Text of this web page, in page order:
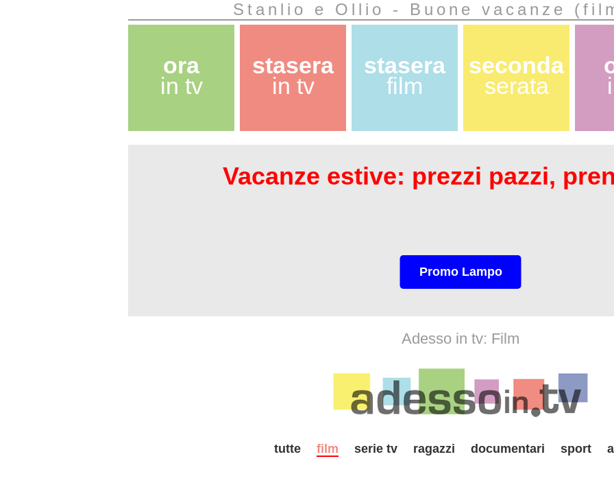
Stanlio e Ollio - Buone vacanze
ora
in tv
stasera
in tv
stasera
film
seconda
serata
Vacanze estive: prezzi pazzi,
Promo Lampo
Adesso in tv: Film
tutte film serie tv ragazzi documentari sport